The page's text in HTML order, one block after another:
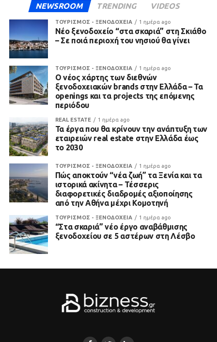
NEWSROOM TRENDING VIDEOS
ΤΟΥΡΙΣΜΟΣ - ΞΕΝΟΔΟΧΕΙΑ 1 ημέρα ago
Νέο ξενοδοχείο “στα σκαριά” στη Σκιάθο
– Σε ποιά περιοχή του νησιού θα γίνει
ΤΟΥΡΙΣΜΟΣ - ΞΕΝΟΔΟΧΕΙΑ 1 ημέρα ago
Ο νέος χάρτης των διεθνών
ξενοδοχειακών brands στην Ελλάδα – Τα
openings και τα projects της επόμενης
περιόδου
REAL ESTATE 1 ημέρα ago
Τα έργα που θα κρίνουν την ανάπτυξη των
εταιρειών real estate στην Ελλάδα έως
το 2030
ΤΟΥΡΙΣΜΟΣ - ΞΕΝΟΔΟΧΕΙΑ 1 ημέρα ago
Πώς αποκτούν “νέα ζωή” τα Ξενία και τα
ιστορικά ακίνητα – Τέσσερις
διαφορετικές διαδρομές αξιοποίησης
από την Αθήνα μέχρι Κομοτηνή
ΤΟΥΡΙΣΜΟΣ - ΞΕΝΟΔΟΧΕΙΑ 1 ημέρα ago
“Στα σκαριά” νέο έργο αναβάθμισης
ξενοδοχείου σε 5 αστέρων στη Λέσβο